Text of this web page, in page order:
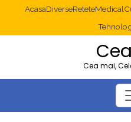
AcasaDiverseReteteMedical
Cea mai,